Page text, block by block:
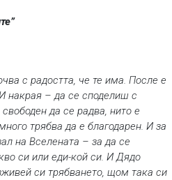
с радостта, че те има. После е
накрая – да се споделиш с
да се радва, нито е
трябва да е благодарен. И за
на Вселената – за да се
си или еди-кой си. И Дядо
си трябването, щом така си